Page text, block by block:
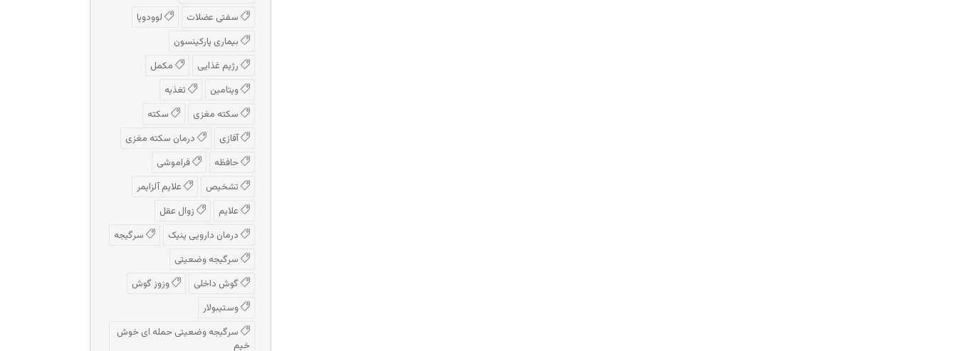
سفتی عضلات
لوودوپا
بیماری پارکینسون
رژیم غذایی
مکمل
ویتامین
تغذیه
سکته مغزی
سکته
آفازی
درمان سکته مغزی
حافظه
فراموشی
تشخیص
علایم آلزایمر
علایم
زوال عقل
درمان دارویی پنیک
سرگیجه
سرگیجه وضعیتی
گوش داخلی
وزوز گوش
وستیبولار
سرگیجه وضعیتی حمله ای خوش
خیم